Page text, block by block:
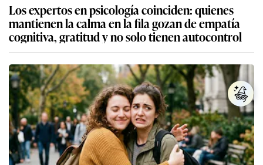
Los expertos en psicología coinciden: quienes
mantienen la calma en la fila gozan de empatía
cognitiva, gratitud y no solo tienen autocontrol